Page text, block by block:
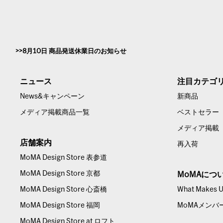
8月10日 商品発送休業日のお知らせ
ニュース
News&キャンペーン
メディア掲載商品一覧
店舗案内
MoMA Design Store 表参道
MoMA Design Store 京都
MoMA Design Store 心斎橋
MoMA Design Store 福岡
MoMA Design Store at ロフト
注目カテゴ
新商品
ベストセラー
メディア掲載
再入荷
MoMAにつ
What Makes
MoMAメンバ